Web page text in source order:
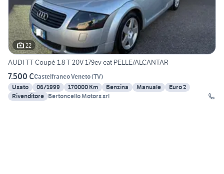
22
AUDI TT Coupé 1.8 T 20V 179cv cat PELLE/ALCANTAR
7.500 €Castelfranco Veneto(TV)
Usato
06/1999 170000 Km Benzina Manuale
Euro 2
Rivenditore Bertoncello Motors srl